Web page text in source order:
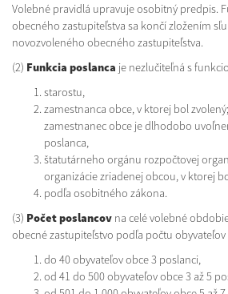
Volebné pravidlá upravuje osobitný predpis.
obecného zastupiteľstva sa končí zložením
novozvoleného obecného zastupiteľstva.
(2) Funkcia poslanca je nezlučiteľná s
starostu,
zamestnanca obce, v ktorej bol
zamestnanec obce je dlhodobo
poslanca,
štatutárneho orgánu rozpočtovej
organizácie zriadenej obcou, v ktorej
podľa osobitného zákona.
(3) Počet poslancov na celé volebné
obecné zastupiteľstvo podľa počtu
do 40 obyvateľov obce 3 poslanci,
od 41 do 500 obyvateľov obce 3 až 5